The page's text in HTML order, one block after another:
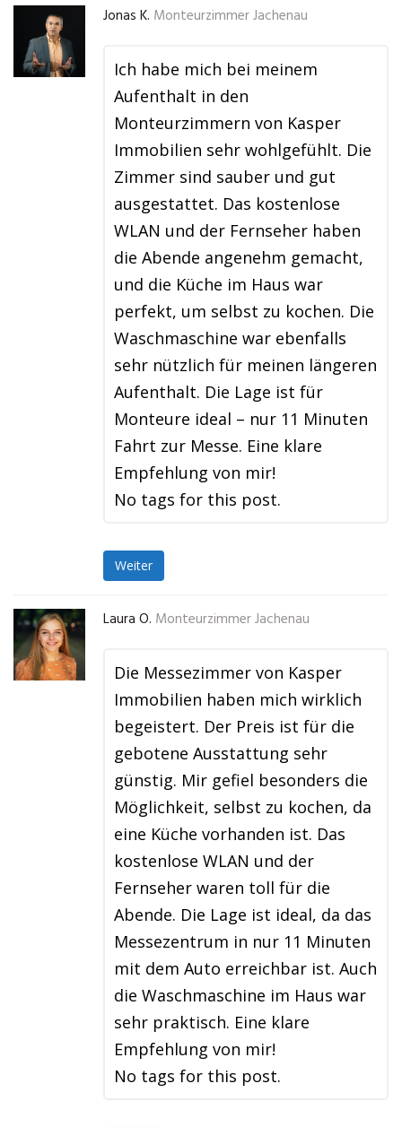
Jonas K. Monteurzimmer Jachenau
Ich habe mich bei meinem
Aufenthalt in den
Monteurzimmern von Kasper
Immobilien sehr wohlgefühlt. Die
Zimmer sind sauber und gut
ausgestattet. Das kostenlose
WLAN und der Fernseher haben
die Abende angenehm gemacht,
und die Küche im Haus war
perfekt, um selbst zu kochen. Die
Waschmaschine war ebenfalls
sehr nützlich für meinen längeren
Aufenthalt. Die Lage ist für
Monteure ideal – nur 11 Minuten
Fahrt zur Messe. Eine klare
Empfehlung von mir!
No tags for this post.
Weiter
Laura O. Monteurzimmer Jachenau
Die Messezimmer von Kasper
Immobilien haben mich wirklich
begeistert. Der Preis ist für die
gebotene Ausstattung sehr
günstig. Mir gefiel besonders die
Möglichkeit, selbst zu kochen, da
eine Küche vorhanden ist. Das
kostenlose WLAN und der
Fernseher waren toll für die
Abende. Die Lage ist ideal, da das
Messezentrum in nur 11 Minuten
mit dem Auto erreichbar ist. Auch
die Waschmaschine im Haus war
sehr praktisch. Eine klare
Empfehlung von mir!
No tags for this post.